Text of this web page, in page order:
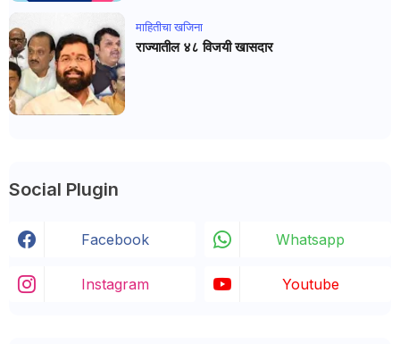
माहितीचा खजिना
राज्यातील ४८ विजयी खासदार
Social Plugin
Facebook Whatsapp
Instagram Youtube